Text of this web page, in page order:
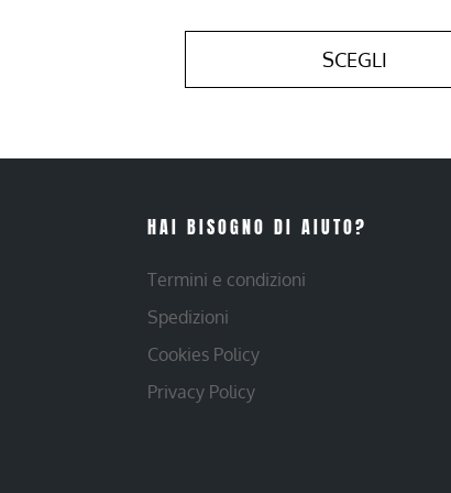
SCEGLI
HAI BISOGNO DI AIUTO?
Termini e condizioni
Spedizioni
Cookies Policy
Privacy Policy